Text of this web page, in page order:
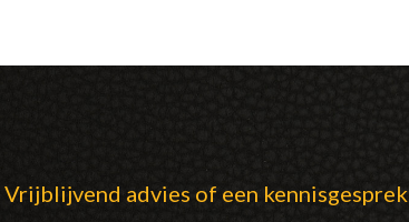
Vrijblijvend advies of een kennisgesprek